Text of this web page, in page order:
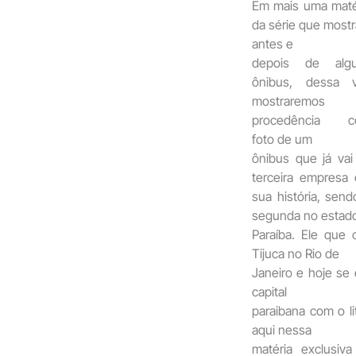
Em mais uma
da série que
antes e
depois de
ônibus, dessa
procedência
foto de um
ônibus que já vai
terceira empresa
sua história,
segunda no
Paraíba. Ele que
Tijuca no Rio de
Janeiro e hoje se
capital
paraibana com o
aqui nessa
matéria